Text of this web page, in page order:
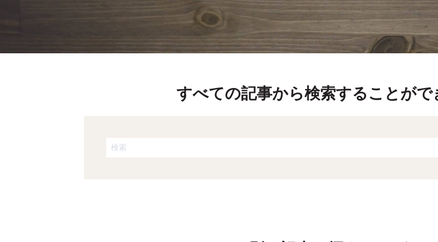
すべての記事から検索することがで
これは、自動候補機能付きの検索フィールドです。